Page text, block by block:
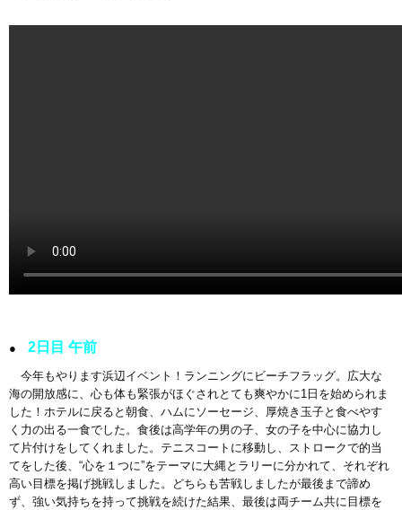
● 2日目 午前
今年もやります浜辺イベント！ランニングにビーチフラッグ。広大な
海の開放感に、心も体も緊張がほぐされとても爽やかに1日を始められま
した！ホテルに戻ると朝食、ハムにソーセージ、厚焼き玉子と食べやす
く力の出る一食でした。食後は高学年の男の子、女の子を中心に協力し
て片付けをしてくれました。テニスコートに移動し、ストロークで的当
てをした後、“心を１つに”をテーマに大縄とラリーに分かれて、それぞれ
高い目標を掲げ挑戦しました。どちらも苦戦しましたが最後まで諦め
ず、強い気持ちを持って挑戦を続けた結果、最後は両チーム共に目標を